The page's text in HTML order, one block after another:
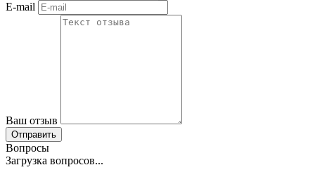
E-mail
Ваш отзыв
Отправить
Вопросы
Загрузка вопросов...